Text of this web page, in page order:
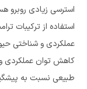
استرسی زیادی روبرو
استفاده از ترکیبات
عملکردی و شناختی
کاهش توان عملکردی
طبیعی نسبت به